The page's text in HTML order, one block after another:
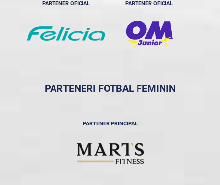
PARTENER OFICIAL PARTENER OFICIAL
PARTENERI FOTBAL FEMININ
PARTENER PRINCIPAL